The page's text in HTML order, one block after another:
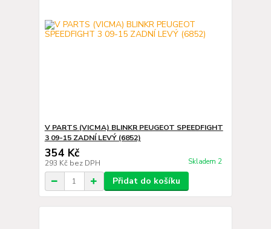
V PARTS (VICMA) BLINKR PEUGEOT SPEEDFIGHT
3 09-15 ZADNÍ LEVÝ (6852)
354 Kč
293 Kč bez DPH Skladem 2
Přidat do košíku